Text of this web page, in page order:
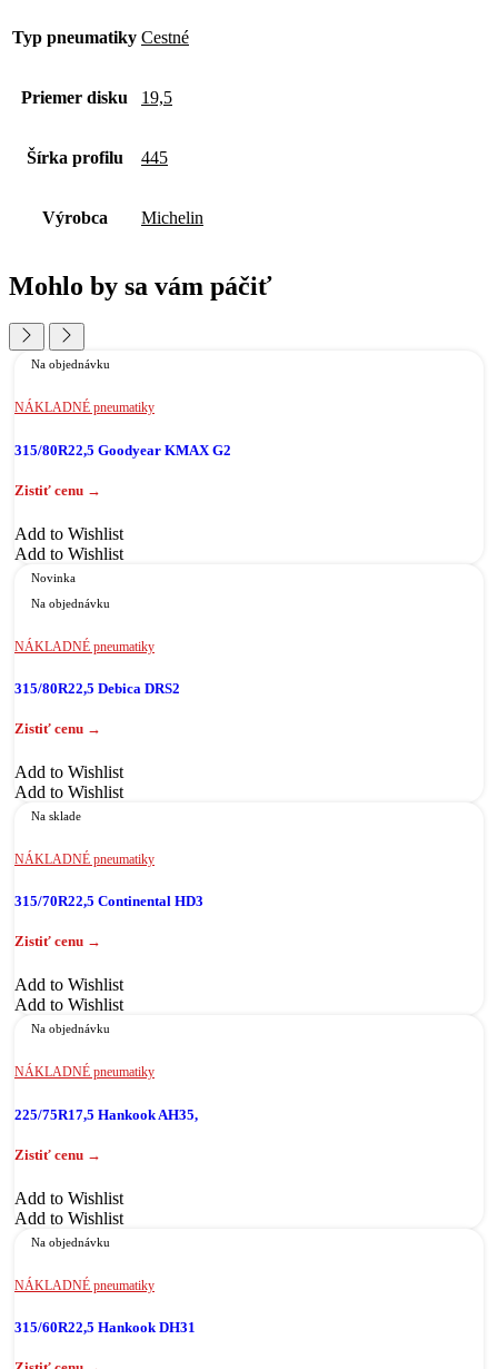
Typ pneumatiky Cestné
Priemer disku 19,5
Šírka profilu 445
Výrobca Michelin
Mohlo by sa vám páčiť
Na objednávku
NÁKLADNÉ pneumatiky
315/80R22,5 Goodyear KMAX G2
Add to Wishlist
Add to Wishlist
Novinka
Na objednávku
NÁKLADNÉ pneumatiky
315/80R22,5 Debica DRS2
Add to Wishlist
Add to Wishlist
Na sklade
NÁKLADNÉ pneumatiky
315/70R22,5 Continental HD3
Add to Wishlist
Add to Wishlist
Na objednávku
NÁKLADNÉ pneumatiky
225/75R17,5 Hankook AH35,
Add to Wishlist
Add to Wishlist
Na objednávku
NÁKLADNÉ pneumatiky
315/60R22,5 Hankook DH31